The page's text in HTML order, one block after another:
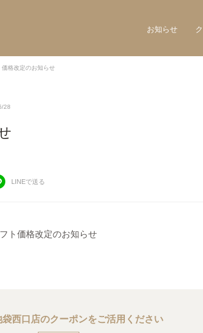
お知らせ
価格改定のお知らせ
28
LINEで送る
ト価格改定のお知らせ
西口店のクーポンをご活用ください